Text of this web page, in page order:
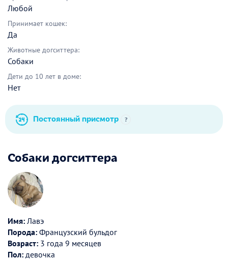
Любой
Принимает кошек:
Да
Животные догситтера:
Собаки
Дети до 10 лет в доме:
Нет
Постоянный присмотр ?
Собаки догситтера
Имя: Лавэ
Порода: Французский бульдог
Возраст: 3 года 9 месяцев
Пол: девочка